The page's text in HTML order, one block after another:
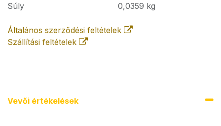
Súly
0,0359 kg
Általános szerződési feltételek
Szállítási feltételek
Vevői értékel​ések